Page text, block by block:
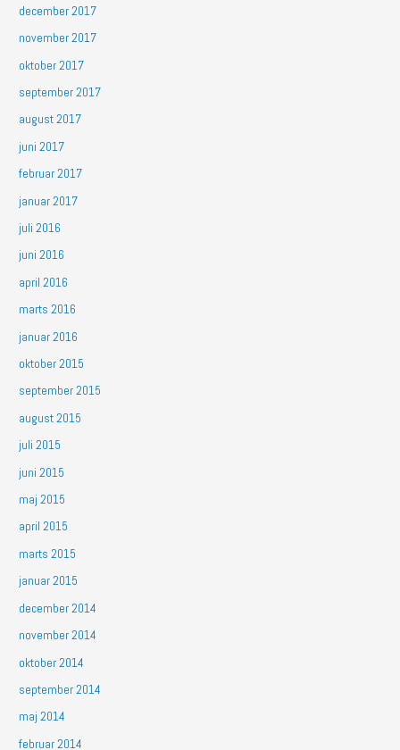
december 2017
november 2017
oktober 2017
september 2017
august 2017
juni 2017
februar 2017
januar 2017
juli 2016
juni 2016
april 2016
marts 2016
januar 2016
oktober 2015
september 2015
august 2015
juli 2015
juni 2015
maj 2015
april 2015
marts 2015
januar 2015
december 2014
november 2014
oktober 2014
september 2014
maj 2014
februar 2014